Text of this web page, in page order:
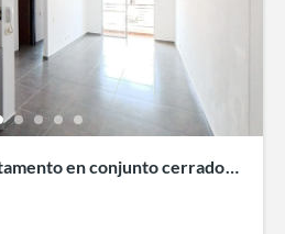
en conjunto cerrado